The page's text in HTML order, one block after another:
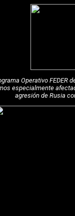
Operativo FEDER
especialmente
agresión de Rusia